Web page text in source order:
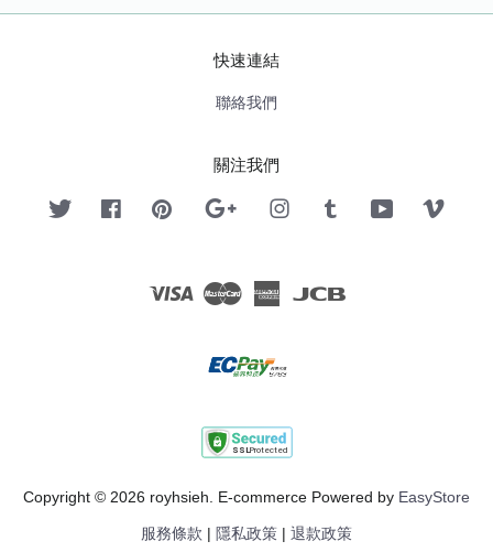
快速連結
聯絡我們
關注我們
Twitter FacebookPinterest Google InstagramTumblr YouTube
Visa Master American
Copyright © 2026 royhsieh. E-commerce Powered by EasyStore
服務條款 隱私政策 退款政策